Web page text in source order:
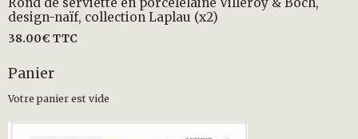
Rond de serviette en porcelelaine Villeroy & Boch,
design-naïf, collection Laplau (x2)
38.00€ TTC
Panier
Votre panier est vide